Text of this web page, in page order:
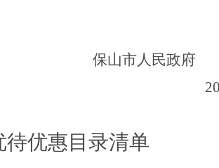
保山市人民政府
待优惠目录清单